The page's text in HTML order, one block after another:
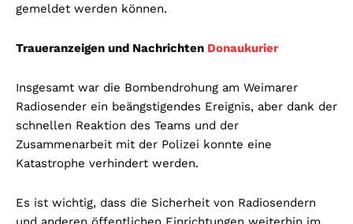
gemeldet werden können.
Traueranzeigen und Nachrichten Donaukurier
Insgesamt war die Bombendrohung am Weimarer
Radiosender ein beängstigendes Ereignis, aber dank der
schnellen Reaktion des Teams und der
Zusammenarbeit mit der Polizei konnte eine
Katastrophe verhindert werden.
Es ist wichtig, dass die Sicherheit von Radiosendern